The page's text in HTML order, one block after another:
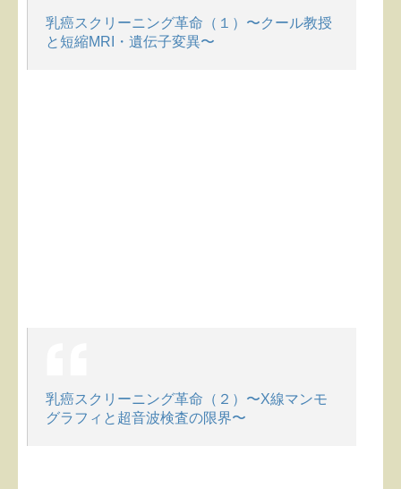
乳癌スクリーニング革命（１）〜クール教授
と短縮MRI・遺伝子変異〜
乳癌スクリーニング革命（２）〜X線マンモ
グラフィと超音波検査の限界〜